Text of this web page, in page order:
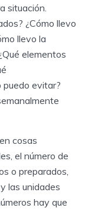
situación.
¿Cómo llevo
llevo la
elementos
puedo evitar?
cosas
el número de
o preparados,
las unidades
hay que